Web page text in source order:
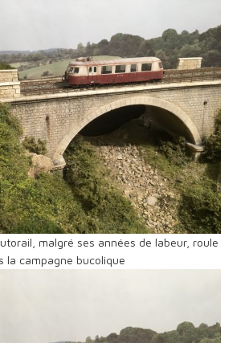
malgré ses années de labeur, roule
la campagne bucolique